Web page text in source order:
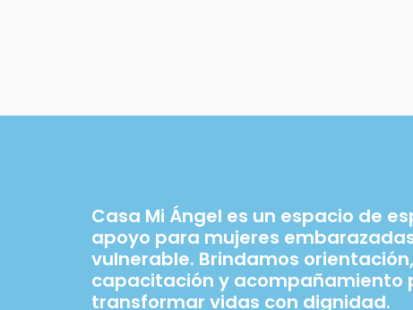
Casa Mi Ángel es un espacio de
apoyo para mujeres
vulnerable. Brindamos
capacitación y acompañamiento
transformar vidas con dignidad.